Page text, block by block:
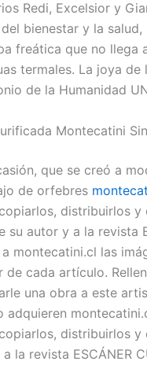
Redi, Excelsior y
bienestar y la
freática que no llega
termales. La joya
de la Humanidad
Montecatini
que se creó a
de orfebres
distribuirlos
su autor y a la revista
montecatini.cl las
de cada artículo.
una obra a este
adquieren
distribuirlos
la revista ESCÁNER